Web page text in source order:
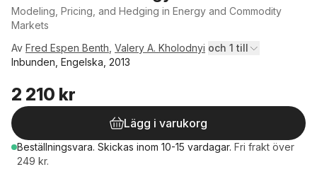
Modeling, Pricing, and Hedging in Energy and Commodity
Markets
Av Fred Espen Benth Valery A. Kholodnyi och 1 till
Inbunden, Engelska, 2013
2 210 kr
Lägg i varukorg
Beställningsvara. Skickas inom 10-15 vardagar. Fri frakt över
249 kr.